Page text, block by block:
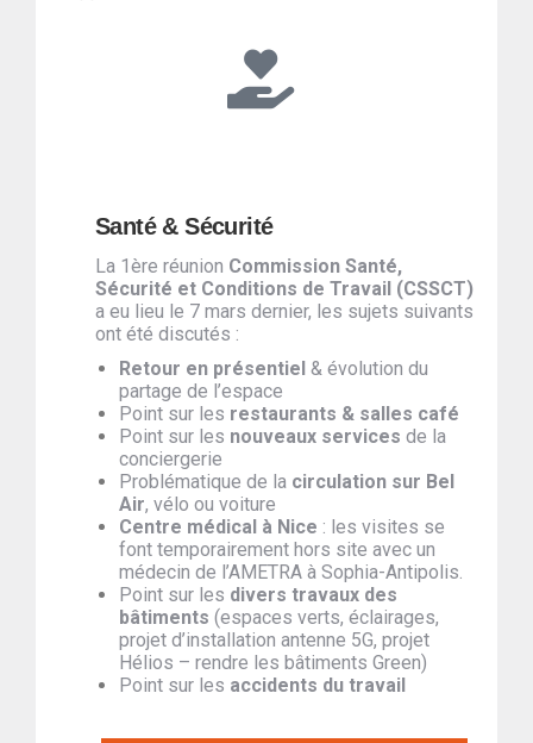
Santé & Sécurité
La 1ère réunion Commission Santé,
Sécurité et Conditions de Travail (CSSCT)
a eu lieu le 7 mars dernier, les sujets suivants
ont été discutés :
Retour en présentiel & évolution du
partage de l’espace
Point sur les restaurants & salles café
Point sur les nouveaux services de la
conciergerie
Problématique de la circulation sur Bel
Air, vélo ou voiture
Centre médical à Nice : les visites se
font temporairement hors site avec un
médecin de l’AMETRA à Sophia-Antipolis.
Point sur les divers travaux des
bâtiments (espaces verts, éclairages,
projet d’installation antenne 5G, projet
Hélios – rendre les bâtiments Green)
Point sur les accidents du travail